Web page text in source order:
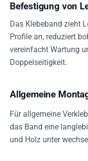
Befestigung von
Das Klebeband zieht
Profile an, reduziert
vereinfacht Wartung
Doppelseitigkeit.
Allgemeine
Für allgemeine
das Band eine
und Holz unter